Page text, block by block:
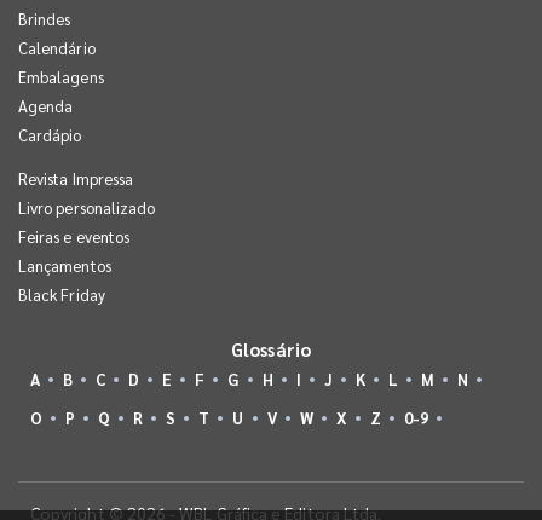
Brindes
Calendário
Embalagens
Agenda
Cardápio
Revista Impressa
Livro personalizado
Feiras e eventos
Lançamentos
Black Friday
Glossário
A B C D E F G H I J K L M
N
O
P Q R S T U V W X Z 0-9
Copyright © 2026 - WBL Gráfica e Editora Ltda.